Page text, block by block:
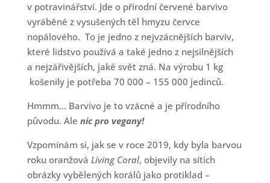
v potravinářství. Jde o přírodní červené barvivo
vyráběné z vysušených těl hmyzu červce
nopálového. To je jedno z nejvzácnějších barviv,
které lidstvo používá a také jedno z nejsilnějších
a nejzářivějších, jaké svět zná. Na výrobu 1 kg
košenily je potřeba 70 000 – 155 000 jedinců.
Hmmm… Barvivo je to vzácné a je přírodního
původu. Ale nic pro vegany!
Vzpomínám si, jak se v roce 2019, kdy byla barvou
roku oranžová Living Coral, objevily na sítích
obrázky vybělených korálů jako protiklad –